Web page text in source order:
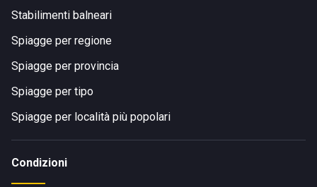
Stabilimenti balneari
Spiagge per regione
Spiagge per provincia
Spiagge per tipo
Spiagge per località più popolari
Condizioni